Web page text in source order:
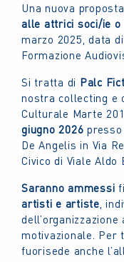
Una nuova
alle attrici soci/ie o
marzo 2025, data
Formazione
Si tratta di Palc
nostra collecting e
Culturale Marte
giugno 2026 presso
De Angelis in Via
Civico di Viale Aldo
Saranno ammessi
artisti e artiste,
motivazionale.
fuorisede anche